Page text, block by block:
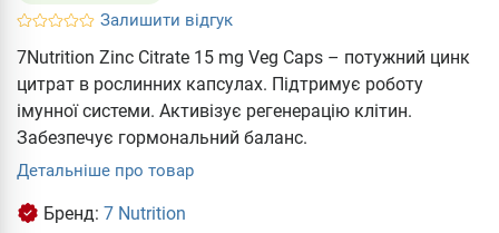
Залишити відгук
7Nutrition Zinc Citrate 15 mg Veg Caps – потужний цинк
цитрат в рослинних капсулах. Підтримує роботу
імунної системи. Активізує регенерацію клітин.
Забезпечує гормональний баланс.
Детальніше про товар
Бренд: 7 Nutrition